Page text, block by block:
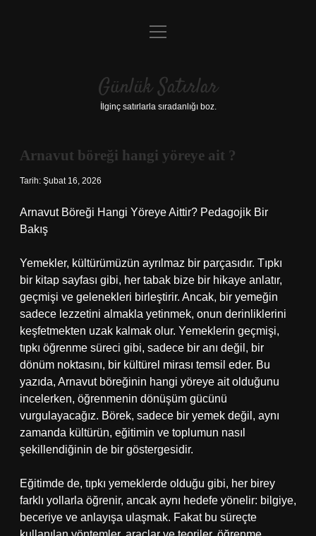
Anasayfa
Yasal Uyarı
menüyü
Günlük Satırlar
İlginç satırlarla sıradanlığı boz.
Arnavut böreği hangi yöreye ait ?
Tarih: Şubat 16, 2026
Arnavut Böreği Hangi Yöreye Aittir? Pedagojik Bir
Bakış
Yemekler, kültürümüzün ayrılmaz bir parçasıdır. Tıpkı
bir kitap sayfası gibi, her tabak bize bir hikaye anlatır,
geçmişi ve gelenekleri birleştirir. Ancak, bir yemeğin
sadece lezzetini almakla yetinmek, onun derinliklerini
keşfetmekten uzak kalmak olur. Yemeklerin geçmişi,
tıpkı öğrenme süreci gibi, sadece bir anı değil, bir
dönüm noktasını, bir kültürel mirası temsil eder. Bu
yazıda, Arnavut böreğinin hangi yöreye ait olduğunu
incelerken, öğrenmenin dönüşüm gücünü
vurgulayacağız. Börek, sadece bir yemek değil, aynı
zamanda kültürün, eğitimin ve toplumun nasıl
şekillendiğinin de bir göstergesidir.
Eğitimde de, tıpkı yemeklerde olduğu gibi, her birey
farklı yollarla öğrenir, ancak aynı hedefe yönelir: bilgiye,
beceriye ve anlayışa ulaşmak. Fakat bu süreçte